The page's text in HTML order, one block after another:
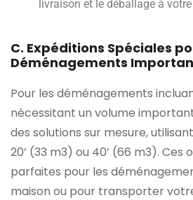
livraison et le déballage à
C. Expéditions Spéciales
Déménagements
Pour les déménagements
nécessitant un volume
des solutions sur mesure,
20’ (33 m3) ou 40’ (66 m3). Ces
parfaites pour les
maison ou pour transporter